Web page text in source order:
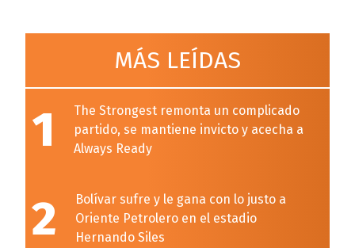
MÁS LEÍDAS
1
The Strongest remonta un complicado
partido, se mantiene invicto y acecha a
Always Ready
2
Bolívar sufre y le gana con lo justo a
Oriente Petrolero en el estadio
Hernando Siles